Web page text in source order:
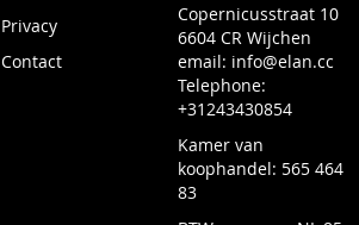
Privacy
Contact
Copernicusstraat 10
6604 CR Wijchen
email: info@elan.cc
Telephone:
+31243430854
Kamer van
koophandel: 565 464
83